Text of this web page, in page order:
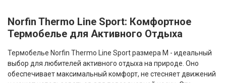
Norfin Thermo Line Sport: Комфортное
Термобелье для Активного Отдыха
Термобелье Norfin Thermo Line Sport размера M - идеальный
выбор для любителей активного отдыха на природе. Оно
обеспечивает максимальный комфорт, не стесняет движений